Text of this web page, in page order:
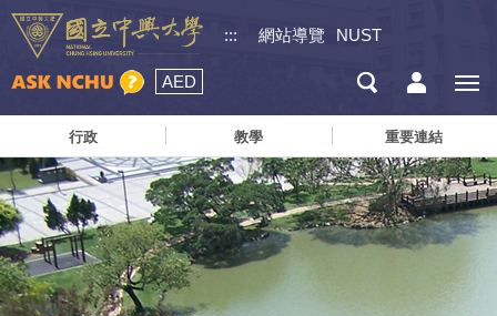
::: 網站導覽 NUST
AED
行政 教學 重要連結